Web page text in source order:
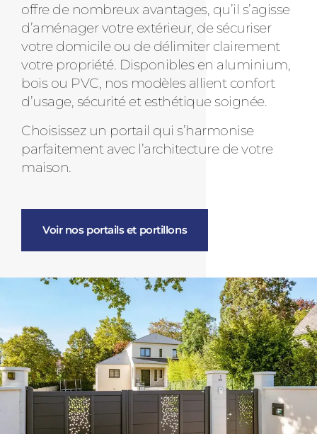
offre de nombreux avantages, qu’il s’agisse
d’aménager votre extérieur, de sécuriser
votre domicile ou de délimiter clairement
votre propriété. Disponibles en aluminium,
bois ou PVC, nos modèles allient confort
d’usage, sécurité et esthétique soignée.
Choisissez un portail qui s’harmonise
parfaitement avec l’architecture de votre
maison.
Voir nos portails et portillons